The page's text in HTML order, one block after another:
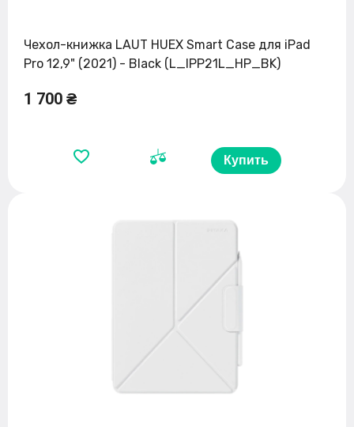
Чехол-книжка LAUT HUEX Smart Case для iPad
Pro 12,9" (2021) - Black (L_IPP21L_HP_BK)
1 700 ₴
Купить